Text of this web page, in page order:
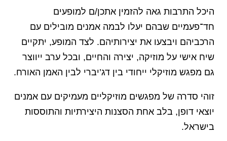
היכל התרבות גאה להזמין אתכן/ם למופעים
חד־פעמיים שבהם יעלו לבמה אמנים מובילים עם
הרכביהם ויבצעו את יצירותיהם. לצד המופע, יתקיים
שיח אישי על מוזיקה, יצירה והחיים, ובכל ערב ייווצר
גם מפגש מוזיקלי ייחודי בין דג’יברי לבין האמן האורח.
זוהי סדרה של מפגשים מוזיקליים מעמיקים עם אמנים
יוצאי דופן, בלב אחת הסצנות היצירתיות והתוססות
בישראל.